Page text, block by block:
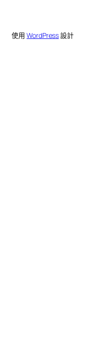
使用WordPress設計